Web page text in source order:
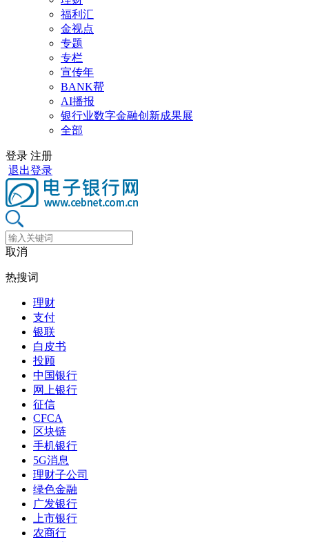
福利汇
金视点
专题
专栏
宣传年
BANK帮
AI播报
银行业数字金融创新成果展
全部
登录 注册
退出登录
取消
热搜词
理财
支付
银联
白皮书
投顾
中国银行
网上银行
征信
CFCA
区块链
手机银行
5G消息
理财子公司
绿色金融
广发银行
上市银行
农商行